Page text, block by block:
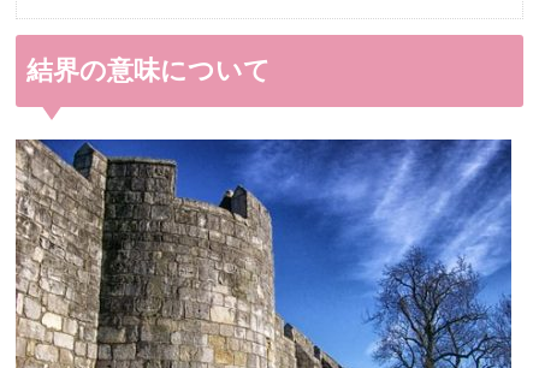
結界の意味について